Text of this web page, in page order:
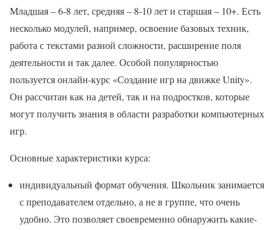
Младшая – 6-8 лет, средняя – 8-10 лет и старшая – 10+. Есть
несколько модулей, например, освоение базовых техник,
работа с текстами разной сложности, расширение поля
деятельности и так далее. Особой популярностью
пользуется онлайн-курс «Создание игр на движке Unity».
Он рассчитан как на детей, так и на подростков, которые
могут получить знания в области разработки компьютерных
игр.
Основные характеристики курса:
индивидуальный формат обучения. Школьник занимается
с преподавателем отдельно, а не в группе, что очень
удобно. Это позволяет своевременно обнаружить какие-